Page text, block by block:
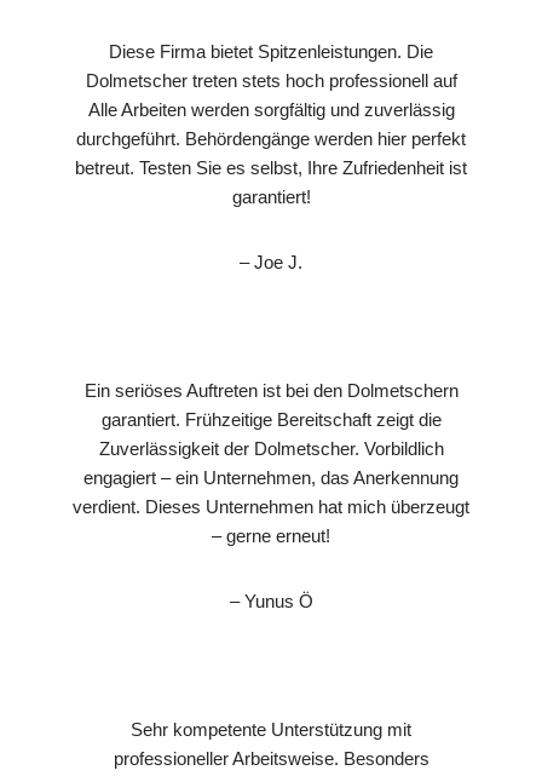
Diese Firma bietet Spitzenleistungen. Die
Dolmetscher treten stets hoch professionell auf
Alle Arbeiten werden sorgfältig und zuverlässig
durchgeführt. Behördengänge werden hier perfekt
betreut. Testen Sie es selbst, Ihre Zufriedenheit ist
garantiert!
– Joe J.
Ein seriöses Auftreten ist bei den Dolmetschern
garantiert. Frühzeitige Bereitschaft zeigt die
Zuverlässigkeit der Dolmetscher. Vorbildlich
engagiert – ein Unternehmen, das Anerkennung
verdient. Dieses Unternehmen hat mich überzeugt
– gerne erneut!
– Yunus Ö
Sehr kompetente Unterstützung mit
professioneller Arbeitsweise. Besonders